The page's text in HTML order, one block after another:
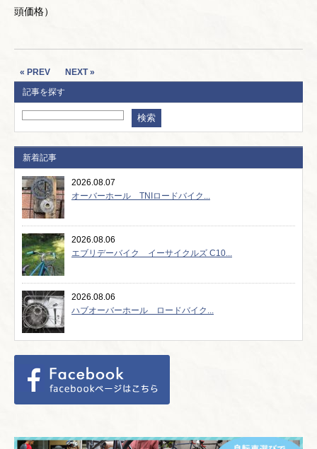
頭価格）
« PREV
NEXT »
記事を探す
新着記事
2026.08.07
オーバーホール TNIロードバイク...
2026.08.06
エブリデーバイク イーサイクルズ C10...
2026.08.06
ハブオーバーホール ロードバイク...